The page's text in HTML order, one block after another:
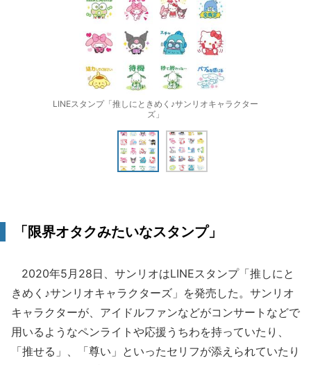
LINEスタンプ「推しにときめく♪サンリオキャラクター
ズ」
「限界オタクみたいなスタンプ」
2020年5月28日、サンリオはLINEスタンプ「推しにと
きめく♪サンリオキャラクターズ」を発売した。サンリオ
キャラクターが、アイドルファンなどがコンサートなどで
用いるようなペンライトや応援うちわを持っていたり、
「推せる」、「尊い」といったセリフが添えられていたり